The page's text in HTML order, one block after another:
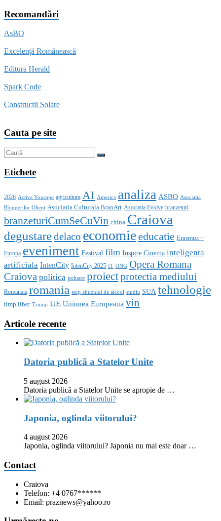
Recomandări
AsBO
Excelență Românească
Editura Herald
Spark Code
Constructii Solare
Cauta pe site
Etichete
2026 Active Yourope agricultura AI America analiza ASBO Asociatia
Bloggerilor Olteni Asociatia Culturala BranArt Asociatia Evolve branzeturi
branzeturiCumSeCuVin china Craiova
degustaredelaco economieeducatie Erasmus +
Europa eveniment Festival film Inspire Cinema inteligenta
artificiala IntenCity IntenCity 2025 IT ONG Opera Romana
Craiova politica poluare proiectprotectia mediului
Romanaia romania stop abuzului de alcool studiu SUA tehnologie
timp liber Trump UE Uniunea Europeana vin
Articole recente
Datoria publică a Statelor Unite
5 august 2026
Datoria publică a Statelor Unite se apropie de …
Japonia, oglinda viitorului?
4 august 2026
Japonia, oglinda viitorului? Japonia nu mai este doar …
Contact
Craiova
Telefon: +4 0767******
Email: praznews@yahoo.ro